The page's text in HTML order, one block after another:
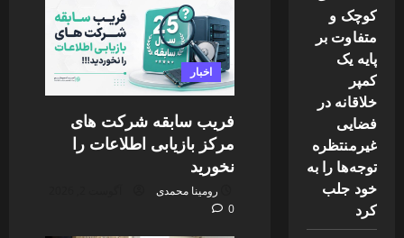
اخبار
فریب سابقه شرکت های
مرکز بازیابی اطلاعات را
نخورید
رومینا محمدی
0
کوچک و
متفاوت بر
پایه یک
کمپر
خلاقانه در
فضایی
غیرمنتظره
توجه‌ها را به
خود جلب
کرد